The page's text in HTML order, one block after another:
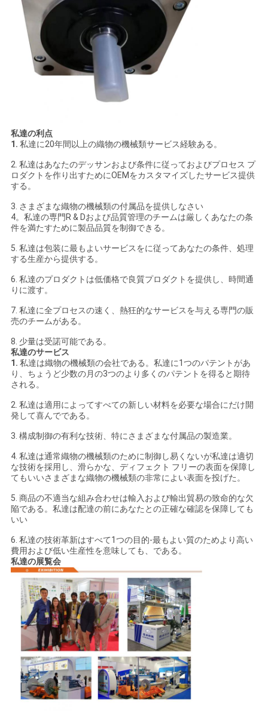
私達の利点
1. 私達に20年間以上の織物の機械類サービス経験ある。
2. 私達はあなたのデッサンおよび条件に従っておよびプロセス プ
ロダクトを作り出すためにOEMをカスタマイズしたサービス提供
する。
3. さまざまな織物の機械類の付属品を提供しなさい
4。私達の専門R & Dおよび品質管理のチームは厳しくあなたの条
件を満たすために製品品質を制御できる。
5. 私達は包装に最もよいサービスをに従ってあなたの条件、処理
する生産から提供する。
6. 私達のプロダクトは低価格で良質プロダクトを提供し、時間通
りに渡す。
7. 私達に全プロセスの速く、熱狂的なサービスを与える専門の販
売のチームがある。
8. 少量は受諾可能である。
私達のサービス
1. 私達は織物の機械類の会社である。私達に1つのパテントがあ
り、ちょうど少数の月の3つのより多くのパテントを得ると期待
される。
2. 私達は適用によってすべての新しい材料を必要な場合にだけ開
発して喜んでである。
3. 構成制御の有利な技術、特にさまざまな付属品の製造業。
4. 私達は通常織物の機械類のために制御し易くないが私達は適切
な技術を採用し、滑らかな、ディフェクト フリーの表面を保障し
てもいいさまざまな織物の機械類の非常によい表面を投げた。
5. 商品の不適当な組み合わせは輸入および輸出貿易の致命的な欠
陥である。私達は配達の前にあなたとの正確な確認を保障しても
いい
6. 私達の技術革新はすべて1つの目的-最もよい質のためより高い
費用および低い生産性を意味しても、である。
私達の展覧会